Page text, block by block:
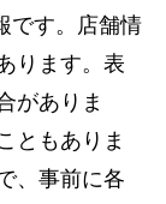
です。店舗情
ります。表
がありま
ともありま
、事前に各